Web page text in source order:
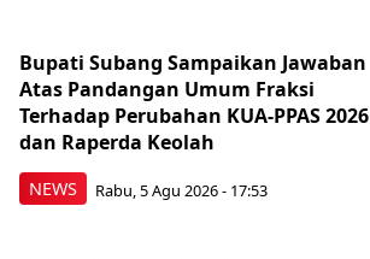
NEWS
Bupati Subang Sampaikan Jawaban
Atas Pandangan Umum Fraksi
Terhadap Perubahan KUA-PPAS 2026
dan Raperda Keolah
Rabu, 5 Agu 2026 - 17:53